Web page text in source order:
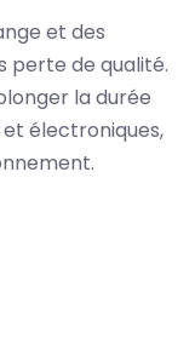
et des
perte de qualité.
la durée
électroniques,